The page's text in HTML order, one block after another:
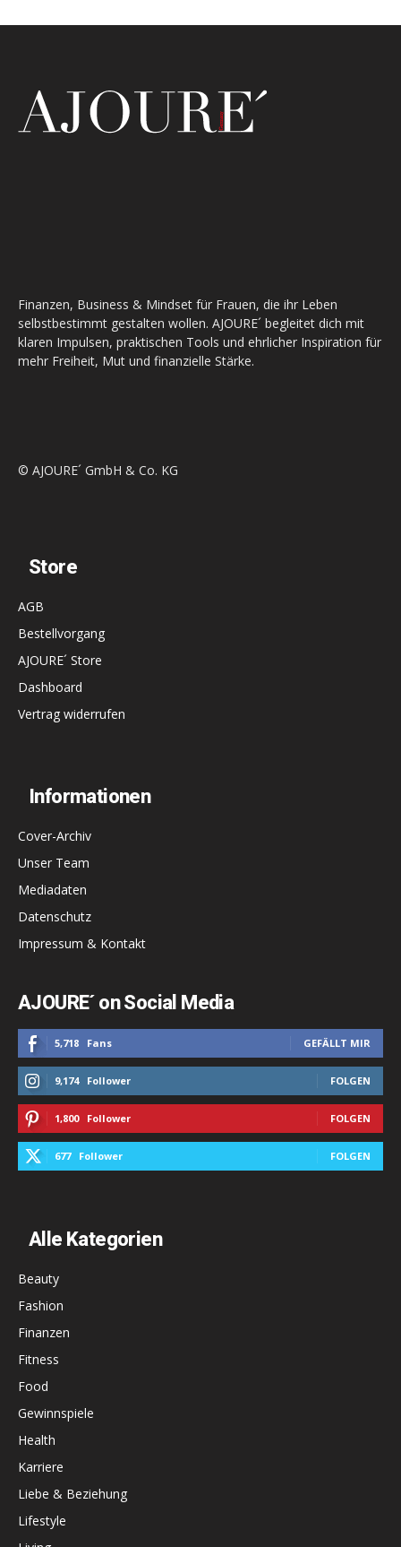
Finanzen, Business & Mindset für Frauen, die ihr Leben
selbstbestimmt gestalten wollen. AJOURE´ begleitet dich mit
klaren Impulsen, praktischen Tools und ehrlicher Inspiration für
mehr Freiheit, Mut und finanzielle Stärke.
© AJOURE´ GmbH & Co. KG
Store
AGB
Bestellvorgang
AJOURE´ Store
Dashboard
Vertrag widerrufen
Informationen
Cover-Archiv
Unser Team
Mediadaten
Datenschutz
Impressum & Kontakt
AJOURE´ on Social Media
5,718 Fans GEFÄLLT MIR
9,174 Follower FOLGEN
1,800 Follower FOLGEN
677 Follower FOLGEN
Alle Kategorien
Beauty
Fashion
Finanzen
Fitness
Food
Gewinnspiele
Health
Karriere
Liebe & Beziehung
Lifestyle